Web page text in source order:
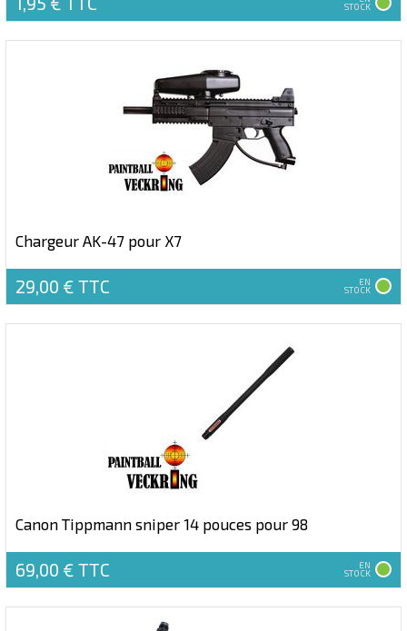
STOCK
Chargeur AK-47 pour X7
29,00 € TTC EN
STOCK
Canon Tippmann sniper 14 pouces pour 98
69,00 € TTC EN
STOCK